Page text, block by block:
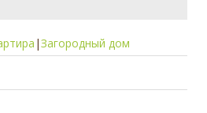
|Загородный дом